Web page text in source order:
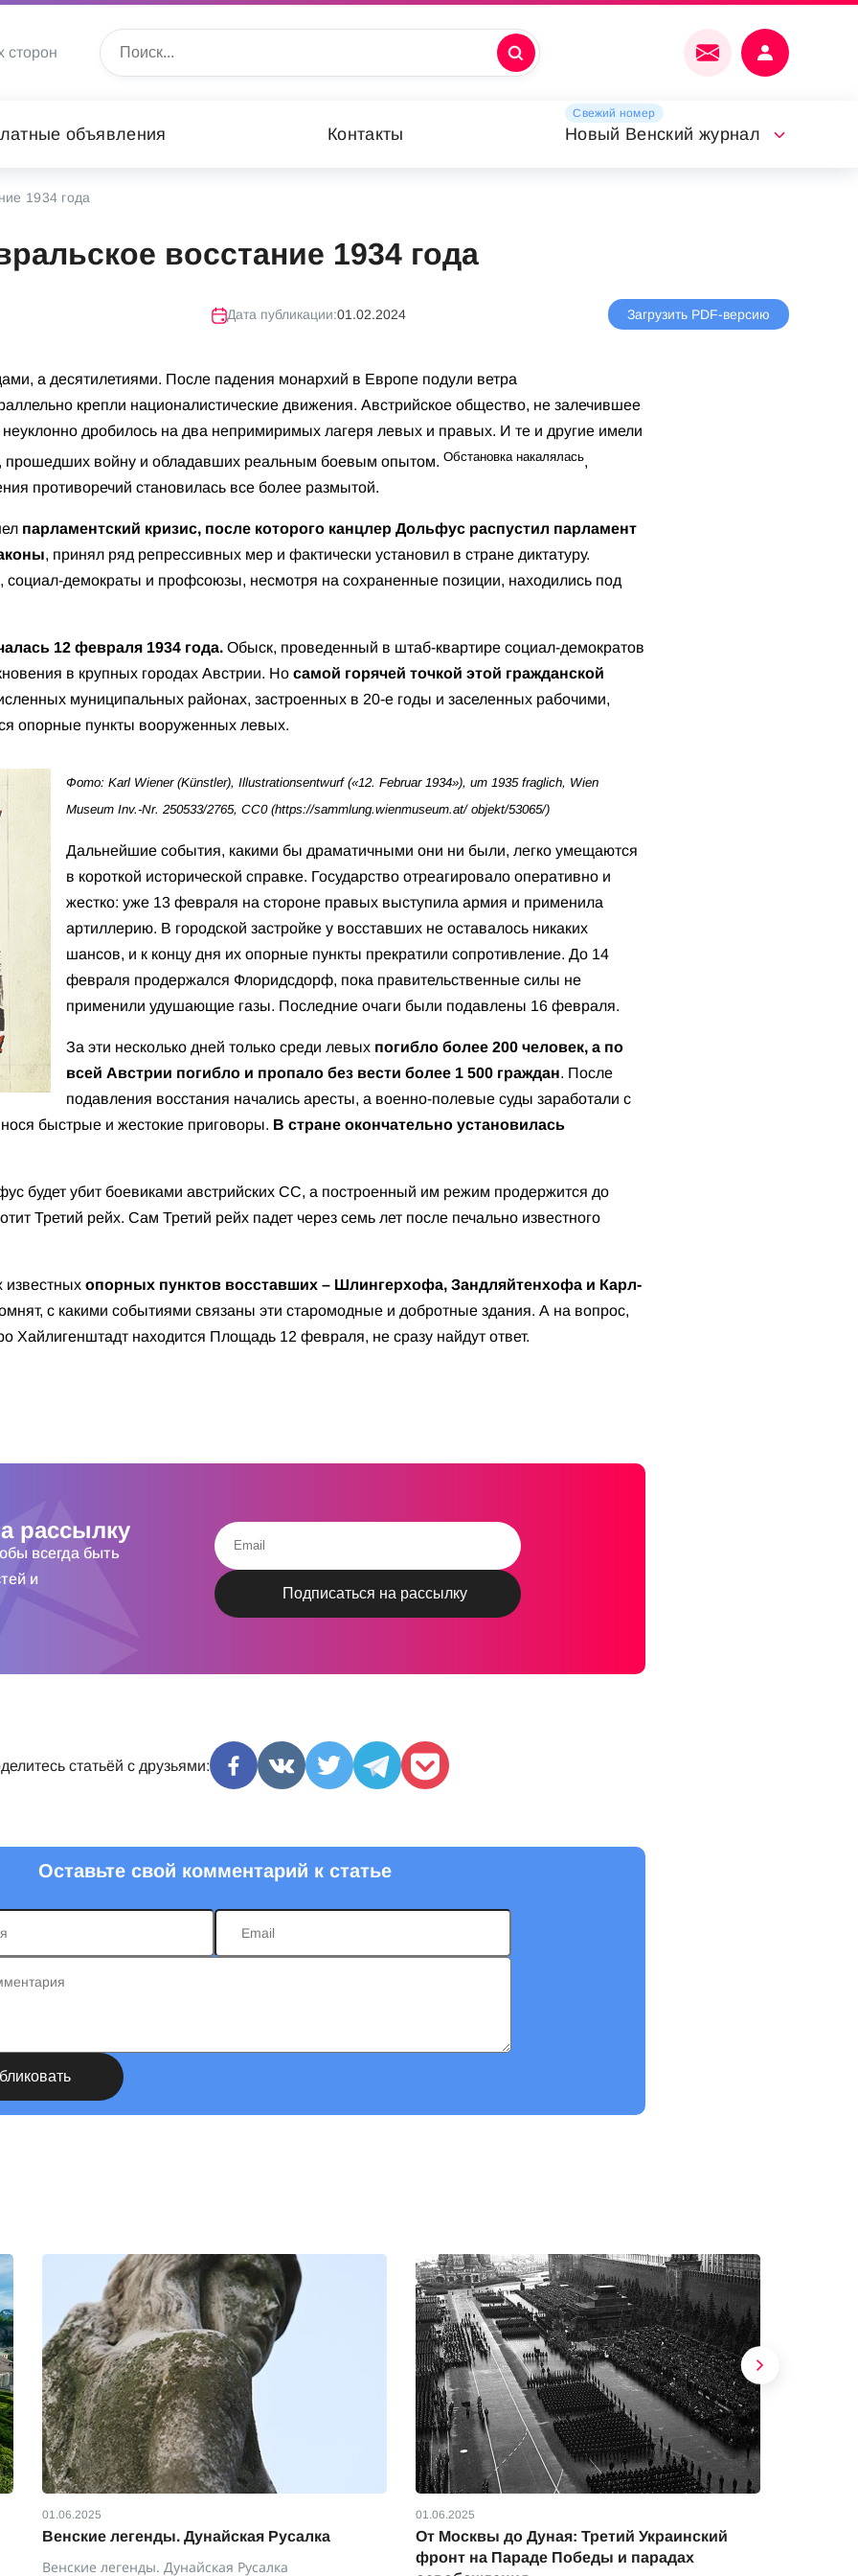
сторон
объявления Контакты
Свежий номер
Новый Венский журнал
1934 года
восстание 1934 года
Дата публикации:01.02.2024 Загрузить PDF-версию
а десятилетиями. После падения монархий в Европе подули ветра
крепли националистические движения. Австрийское общество, не залечившее
дробилось на два непримиримых лагеря левых и правых. И те и другие имели
прошедших войну и обладавших реальным боевым опытом. Обстановка накалялась,
противоречий становилась все более размытой.
парламентский кризис, после которого канцлер Дольфус распустил парламент
, принял ряд репрессивных мер и фактически установил в стране диктатуру.
демократы и профсоюзы, несмотря на сохраненные позиции, находились под
12 февраля 1934 года. Обыск, проведенный в штаб-квартире социал-демократов
в крупных городах Австрии. Но самой горячей точкой этой гражданской
муниципальных районах, застроенных в 20-е годы и заселенных рабочими,
опорные пункты вооруженных левых.
Фото: Karl Wiener (Künstler), Illustrationsentwurf («12. Februar 1934»), um 1935 fraglich, Wien
Museum Inv.-Nr. 250533/2765, CC0 (https://sammlung.wienmuseum.at/ objekt/53065/)
Дальнейшие события, какими бы драматичными они ни были, легко умещаются
в короткой исторической справке. Государство отреагировало оперативно и
жестко: уже 13 февраля на стороне правых выступила армия и применила
артиллерию. В городской застройке у восставших не оставалось никаких
шансов, и к концу дня их опорные пункты прекратили сопротивление. До 14
февраля продержался Флоридсдорф, пока правительственные силы не
применили удушающие газы. Последние очаги были подавлены 16 февраля.
За эти несколько дней только среди левых погибло более 200 человек, а по
всей Австрии погибло и пропало без вести более 1 500 граждан. После
подавления восстания начались аресты, а военно-полевые суды заработали с
быстрые и жестокие приговоры. В стране окончательно установилась
будет убит боевиками австрийских СС, а построенный им режим продержится до
Третий рейх. Сам Третий рейх падет через семь лет после печально известного
опорных пунктов восставших – Шлингерхофа, Зандляйтенхофа и Карл-
с какими событиями связаны эти старомодные и добротные здания. А на вопрос,
Хайлигенштадт находится Площадь 12 февраля, не сразу найдут ответ.
рассылку
всегда быть
и
статьёй с друзьями:
Оставьте свой комментарий к статье
01.06.2025
Венские легенды. Дунайская Русалка
Венские легенды. Дунайская Русалка
01.06.2025
От Москвы до Дуная: Третий Украинский
фронт на Параде Победы и парадах